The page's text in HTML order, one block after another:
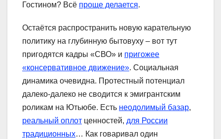
Гостином? Всё проще делается.
Остаётся распространить новую карательную
политику на глубинную бытовуху – вот тут
пригодятся кадры «СВО» и пригожее
«консервативное движение». Социальная
динамика очевидна. Протестный потенциал
далеко-далеко не сводится к эмигрантским
роликам на Ютьюбе. Есть неодолимый базар,
реальный оплот ценностей, для России
традиционных… Как говаривал один